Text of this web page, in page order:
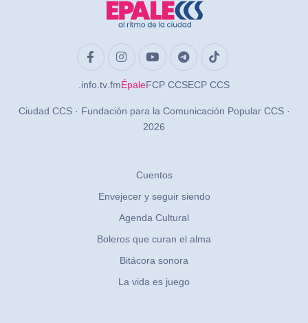
.info .tv .fmÉpaleFCP CCSECP CCS
Ciudad CCS · Fundación para la Comunicación Popular CCS ·
2026
Cuentos
Envejecer y seguir siendo
Agenda Cultural
Boleros que curan el alma
Bitácora sonora
La vida es juego